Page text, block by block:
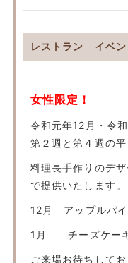
レストラン イベン
女性限定！
令和元年12月・令
第２週と第４週の平
料理長手作りのデ
で提供いたします。
12月 アップルパイ
1月 チーズケーキ
ご来場お待ちしてお